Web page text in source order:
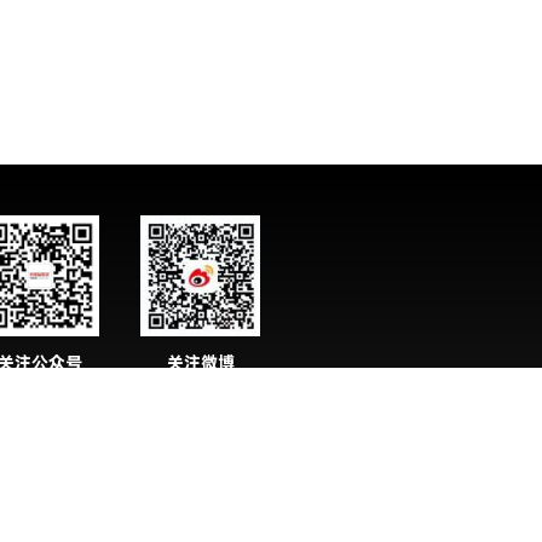
注公众号
关注微博